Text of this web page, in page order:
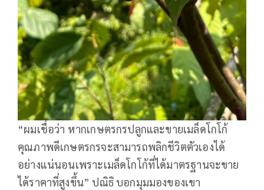
“ผมเชื่อว่า หากเกษตรกรปลูกและขายเมล็ดโกโก้
คุณภาพดีเกษตรกรจะสามารถพลิกชีวิตตัวเองได้
อย่างแน่นอนเพราะเมล็ดโกโก้ที่ได้มาตรฐานจะขาย
ได้ราคาที่สูงขึ้น” ปณิธิ บอกมุมมองของเขา